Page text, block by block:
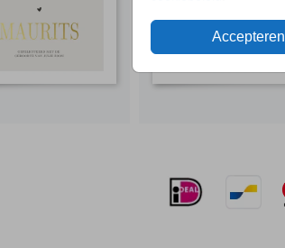
Accepteren
We helpen je graag.